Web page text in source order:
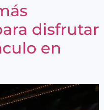
disfrutar
en